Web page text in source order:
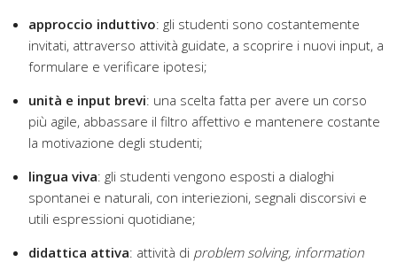
approccio induttivo: gli studenti sono costantemente
invitati, attraverso attività guidate, a scoprire i nuovi input, a
formulare e verificare ipotesi;
unità e input brevi: una scelta fatta per avere un corso
più agile, abbassare il filtro affettivo e mantenere costante
la motivazione degli studenti;
lingua viva: gli studenti vengono esposti a dialoghi
spontanei e naturali, con interiezioni, segnali discorsivi e
utili espressioni quotidiane;
didattica attiva: attività di problem solving, information